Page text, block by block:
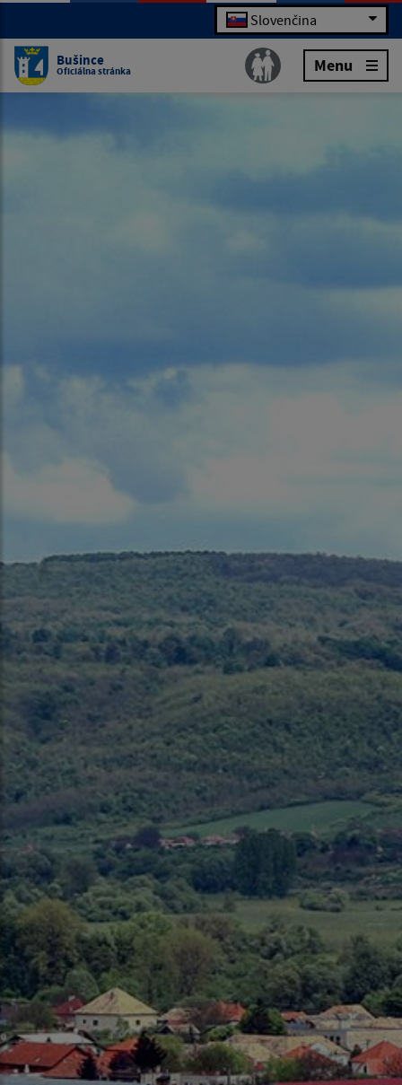
Slovenčina
Bušince
Oficiálna stránka Menu